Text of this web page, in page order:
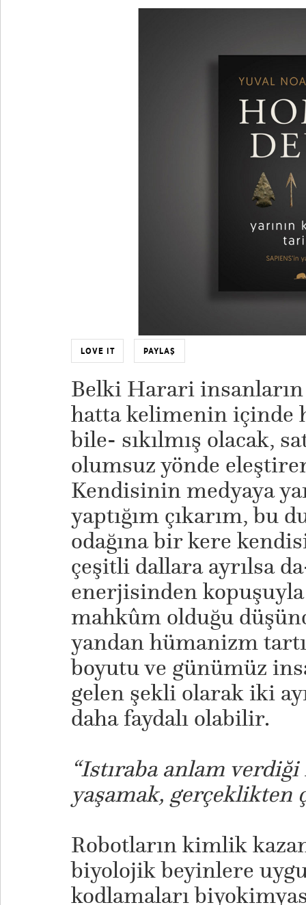
LOVE IT PAYLAŞ
Belki Harari
hatta kelimenin içinde
bile- sıkılmış olacak,
olumsuz yönde
Kendisinin medyaya
yaptığım çıkarım, bu
odağına bir kere
çeşitli dallara ayrılsa
enerjisinden
mahkûm olduğu
yandan hümanizm
boyutu ve günümüz
gelen şekli olarak iki
daha faydalı olabilir.
“Istıraba anlam
yaşamak, gerçeklikten
Robotların kimlik
biyolojik beyinlere
kodlamaları